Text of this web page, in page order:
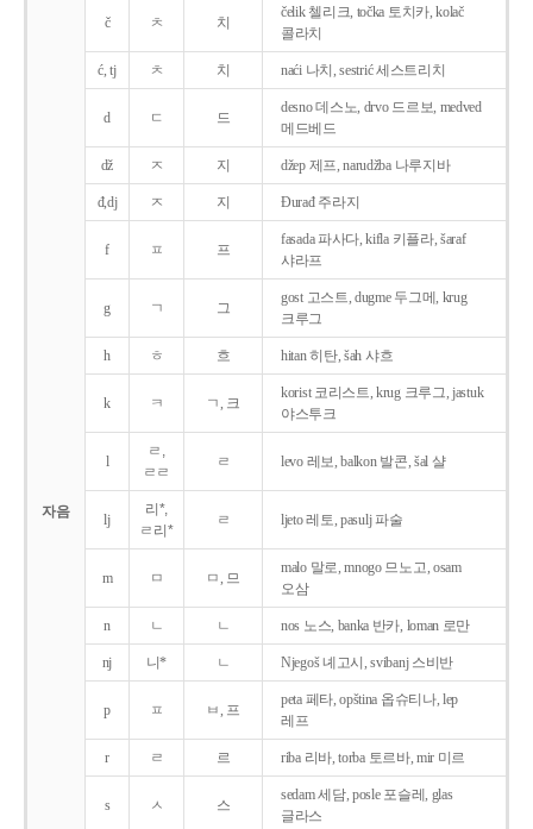
자음
č ㅊ 치
čelik 첼리크, točka 토치카, kolač
콜라치
ć, tj ㅊ 치 naći 나치, sestrić 세스트리치
d ㄷ 드
desno 데스노, drvo 드르보, medved
메드베드
dž ㅈ 지 džep 제프, narudžba 나루지바
đ,dj ㅈ 지 Ðurađ 주라지
f ㅍ 프
fasada 파사다, kifla 키플라, šaraf
샤라프
g ㄱ 그
gost 고스트, dugme 두그메, krug
크루그
h ㅎ 흐 hitan 히탄, šah 샤흐
k ㅋ ㄱ, 크
korist 코리스트, krug 크루그, jastuk
야스투크
l
ㄹ,
ㄹㄹ
ㄹ levo 레보, balkon 발콘, šal 샬
lj
리*,
ㄹ리*
ㄹ ljeto 레토, pasulj 파술
m ㅁ ㅁ, 므
malo 말로, mnogo 므노고, osam
오삼
n ㄴ ㄴ nos 노스, banka 반카, loman 로만
nj 니* ㄴ Njegoš 녜고시, svibanj 스비반
p ㅍ ㅂ, 프
peta 페타, opština 옵슈티나, lep
레프
r ㄹ 르 riba 리바, torba 토르바, mir 미르
s ㅅ 스
sedam 세담, posle 포슬레, glas
글라스